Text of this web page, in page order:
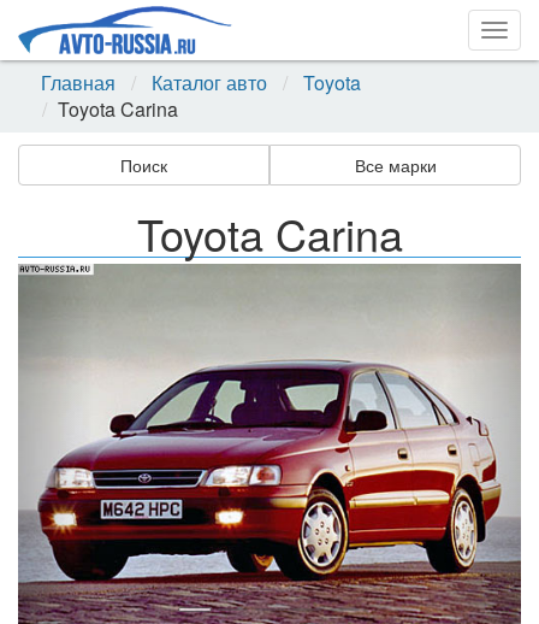
Главная
Каталог авто
Toyota
Toyota Carina
Поиск Все марки
Toyota Carina
Назад